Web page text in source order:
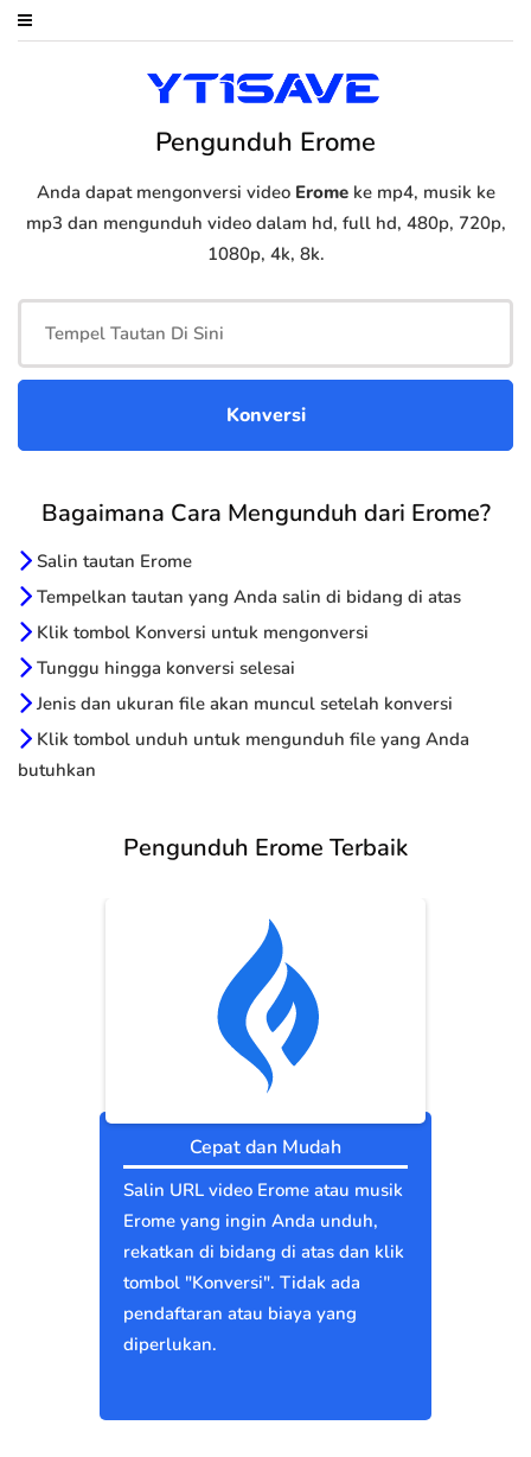
Pengunduh Erome
Anda dapat mengonversi video Eromeke mp4, musik ke
mp3 dan mengunduh video dalam hd, full hd, 480p, 720p,
1080p, 4k, 8k.
Bagaimana Cara Mengunduh dari Erome?
Salin tautan Erome
Tempelkan tautan yang Anda salin di bidang di atas
Klik tombol Konversi untuk mengonversi
Tunggu hingga konversi selesai
Jenis dan ukuran file akan muncul setelah konversi
Klik tombol unduh untuk mengunduh file yang Anda
butuhkan
Pengunduh Erome Terbaik
Cepat dan Mudah
Salin URL video Erome atau musik
Erome yang ingin Anda unduh,
rekatkan di bidang di atas dan klik
tombol "Konversi". Tidak ada
pendaftaran atau biaya yang
diperlukan.